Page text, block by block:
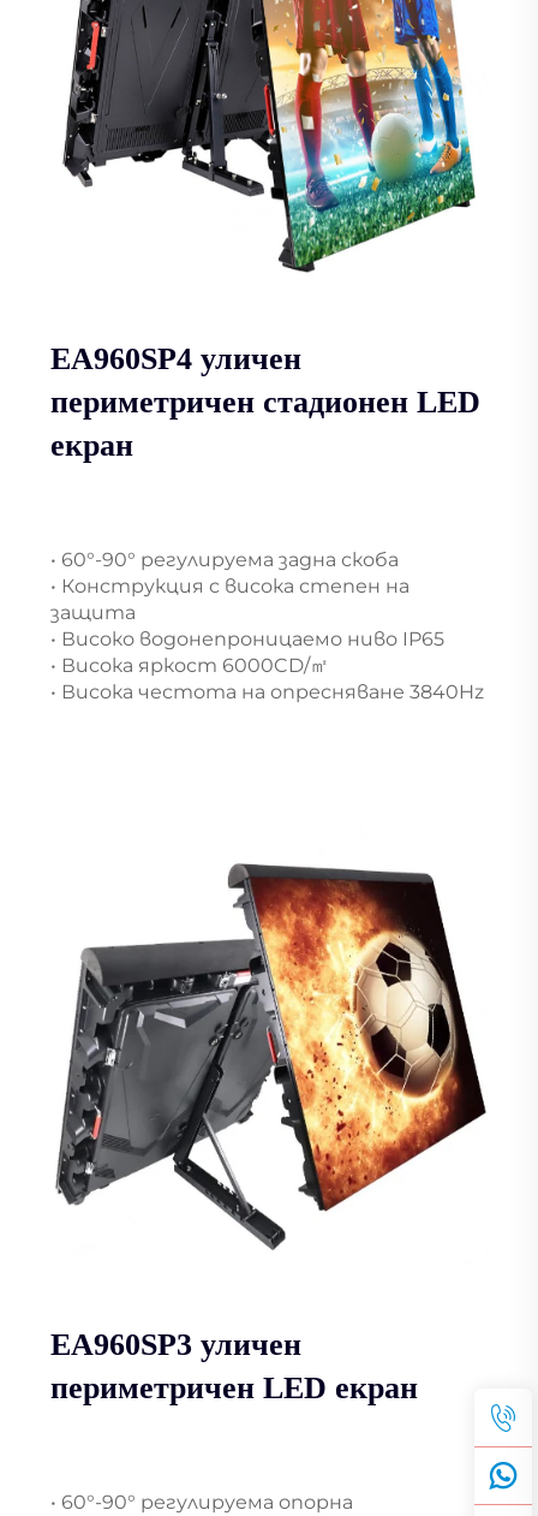
EA960SP4 уличен
периметричен стадионен LED
екран
• 60°-90° регулируема задна скоба
• Конструкция с висока степен на
защита
• Високо водонепроницаемо ниво IP65
• Висока яркост 6000CD/㎡
• Висока честота на опресняване 3840Hz
EA960SP3 уличен
периметричен LED екран
• 60°-90° регулируема опорна